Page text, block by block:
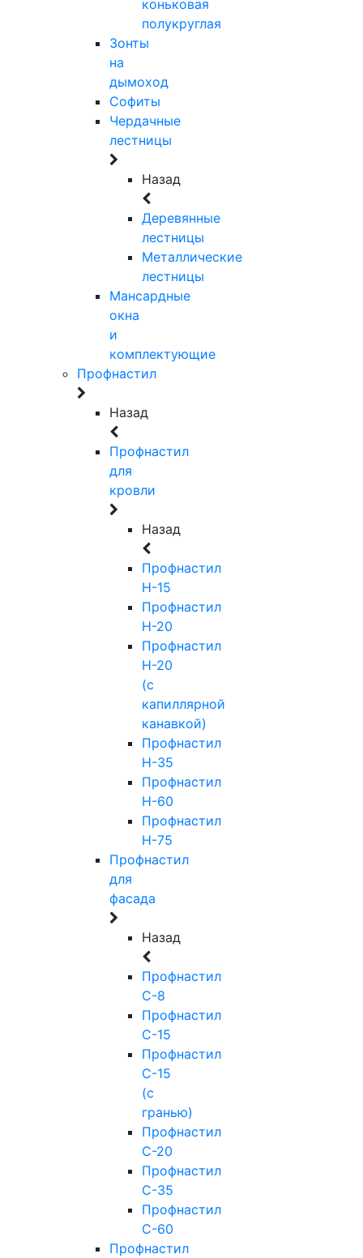
коньковая
полукруглая
Зонты
на
дымоход
Софиты
Чердачные
лестницы
Назад
Деревянные
лестницы
Металлические
лестницы
Мансардные
окна
и
комплектующие
Профнастил
Назад
Профнастил
для
кровли
Назад
Профнастил
Н-15
Профнастил
Н-20
Профнастил
Н-20
(с
капиллярной
канавкой)
Профнастил
Н-35
Профнастил
Н-60
Профнастил
Н-75
Профнастил
для
фасада
Назад
Профнастил
С-8
Профнастил
С-15
Профнастил
С-15
(с
гранью)
Профнастил
С-20
Профнастил
С-35
Профнастил
С-60
Профнастил